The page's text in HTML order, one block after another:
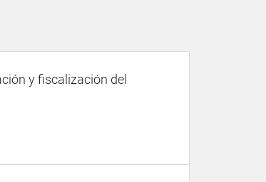
y fiscalización del